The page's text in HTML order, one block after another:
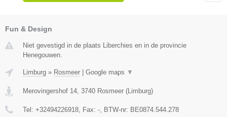
Fun & Design
Niet gevestigd in de plaats Liberchies en in de provincie
Henegouwen.
Limburg » Rosmeer | Google maps ▼
Merovingershof 14 3740 Rosmeer (Limburg)
Tel: +32494226918 , Fax: - , BTW-nr: BE0874.544.278